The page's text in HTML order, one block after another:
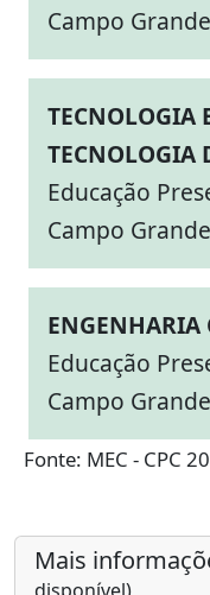
Campo
TECNOLOGIA
TECNOLOGIA
Educação
Campo
ENGENHARIA
Educação
Campo
Fonte: MEC - CPC
Mais